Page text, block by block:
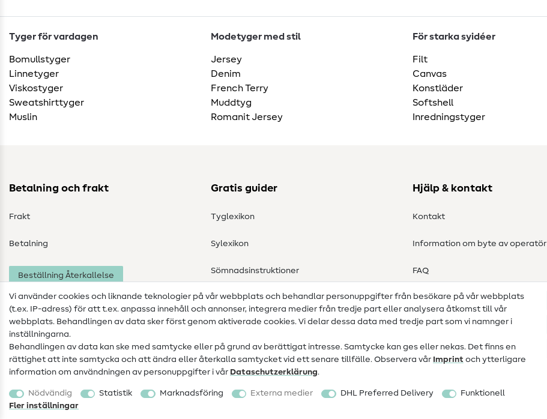
Tyger för vardagen
Bomullstyger
Linnetyger
Viskostyger
Sweatshirttyger
Muslin
Modetyger med stil
Jersey
Denim
French Terry
Muddtyg
Romanit Jersey
För starka syidéer
Filt
Canvas
Konstläder
Softshell
Inredningstyger
Betalning och frakt
Frakt
Betalning
Beställning Återkallelse
Gratis guider
Tyglexikon
Sylexikon
Sömnadsinstruktioner
Hjälp & kontakt
Kontakt
Information om byte av operatör
FAQ
Ångerrätt
Vi använder cookies och liknande teknologier på vår webbplats och behandlar personuppgifter från besökare på vår webbplats
(t.ex. IP-adress) för att t.ex. anpassa innehåll och annonser, integrera medier från tredje part eller analysera åtkomst till vår
webbplats. Behandlingen av data sker först genom aktiverade cookies. Vi delar dessa data med tredje part som vi namnger i
inställningarna.
Behandlingen av data kan ske med samtycke eller på grund av berättigat intresse. Samtycke kan ges eller nekas. Det finns en
rättighet att inte samtycka och att ändra eller återkalla samtycket vid ett senare tillfälle. Observera vår Imprint och ytterligare
information om användningen av personuppgifter i vår Data­schutz­erklärung.
Nödvändig Statistik Marknadsföring Externa medier DHL Preferred Delivery
Funktionell
Fler inställningar
Företagsinformation Dataskydd
Allmänna villkor
Ångerrätt